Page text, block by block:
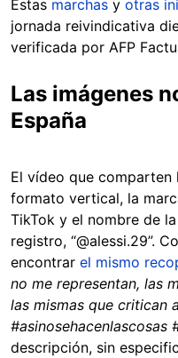
Estas marchas y otras
jornada reivindicativa
verificada por AFP
Las imágenes
España
El vídeo que comparten
formato vertical, la
TikTok y el nombre de
registro, “@alessi.29”.
encontrar el mismo
no me representan, las
las mismas que critican
#asinosehacenlascosas
descripción, sin